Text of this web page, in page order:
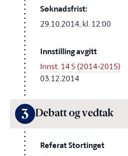
Søknadsfrist:
29.10.2014, kl. 12:00
Innstilling avgitt
Innst. 14 S (2014-2015)
03.12.2014
3 Debatt og vedtak
Referat Stortinget